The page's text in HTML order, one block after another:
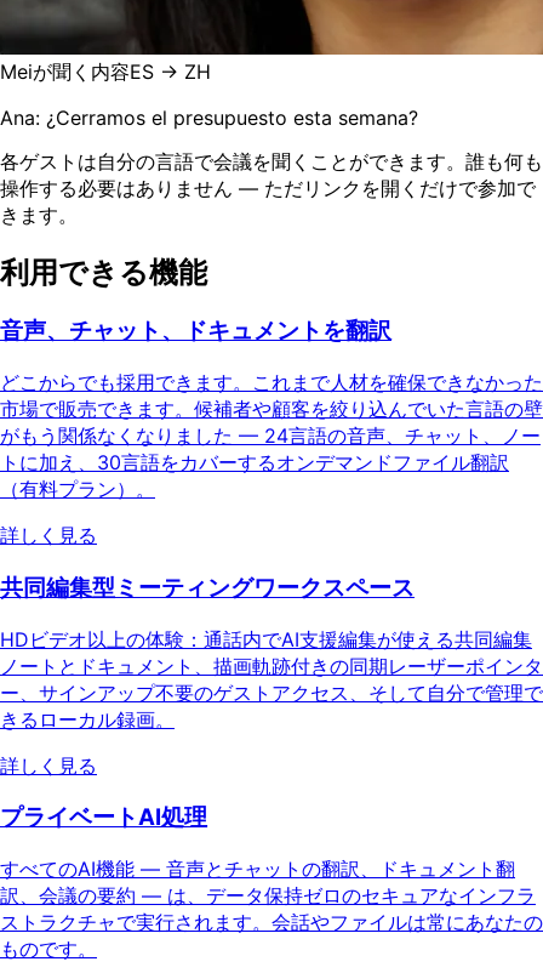
Meiが聞く内容ES → ZH
Ana: ¿Cerramos el presupuesto esta semana?
各ゲストは自分の言語で会議を聞くことができます。誰も何も
操作する必要はありません — ただリンクを開くだけで参加で
きます。
利用できる機能
音声、チャット、ドキュメントを翻訳
どこからでも採用できます。これまで人材を確保できなかった
市場で販売できます。候補者や顧客を絞り込んでいた言語の壁
がもう関係なくなりました — 24言語の音声、チャット、ノー
トに加え、30言語をカバーするオンデマンドファイル翻訳
（有料プラン）。
詳しく見る
共同編集型ミーティングワークスペース
HDビデオ以上の体験：通話内でAI支援編集が使える共同編集
ノートとドキュメント、描画軌跡付きの同期レーザーポインタ
ー、サインアップ不要のゲストアクセス、そして自分で管理で
きるローカル録画。
詳しく見る
プライベートAI処理
すべてのAI機能 — 音声とチャットの翻訳、ドキュメント翻
訳、会議の要約 — は、データ保持ゼロのセキュアなインフラ
ストラクチャで実行されます。会話やファイルは常にあなたの
ものです。